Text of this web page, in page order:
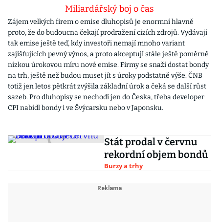
Miliardářský boj o čas
Zájem velkých firem o emise dluhopisů je enormní hlavně
proto, že do budoucna čekají prodražení cizích zdrojů. Vydávají
tak emise ještě teď, kdy investoři nemají mnoho variant
zajišťujících pevný výnos, a proto akceptují stále ještě poměrně
nízkou úrokovou míru nové emise. Firmy se snaží dostat bondy
na trh, ještě než budou muset jít s úroky podstatně výše. ČNB
totiž jen letos pětkrát zvýšila základní úrok a čeká se další růst
sazeb. Pro dluhopisy se nechodí jen do Česka, třeba developer
CPI nabídl bondy i ve Švýcarsku nebo v Japonsku.
Stát prodal v červnu
rekordní objem bondů
Burzy a trhy